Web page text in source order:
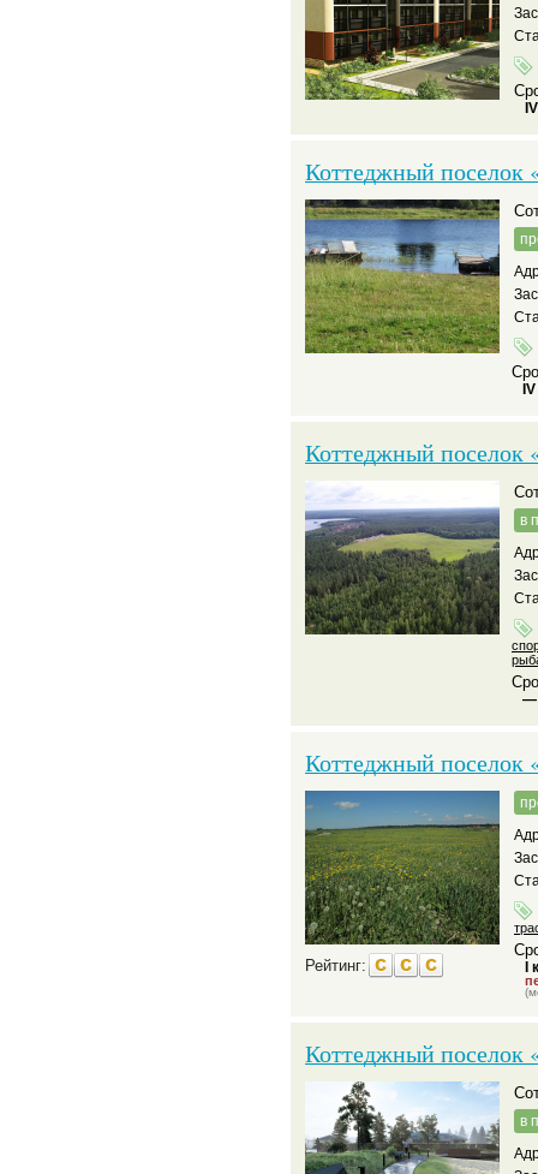
Коттеджный поселок
Коттеджный поселок
в
—
Коттеджный поселок
Рейтинг: I
Коттеджный поселок
в